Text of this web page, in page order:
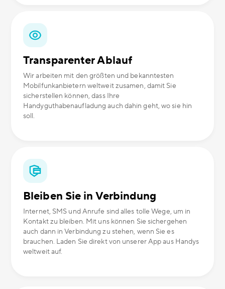
Transparenter Ablauf
Wir arbeiten mit den größten und bekanntesten
Mobilfunkanbietern weltweit zusamen, damit Sie
sicherstellen können, dass Ihre
Handyguthabenaufladung auch dahin geht, wo sie hin
soll.
Bleiben Sie in Verbindung
Internet, SMS und Anrufe sind alles tolle Wege, um in
Kontakt zu bleiben. Mit uns können Sie sichergehen
auch dann in Verbindung zu stehen, wenn Sie es
brauchen. Laden Sie direkt von unserer App aus Handys
weltweit auf.